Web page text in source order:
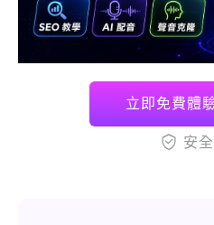
立即免費體
安